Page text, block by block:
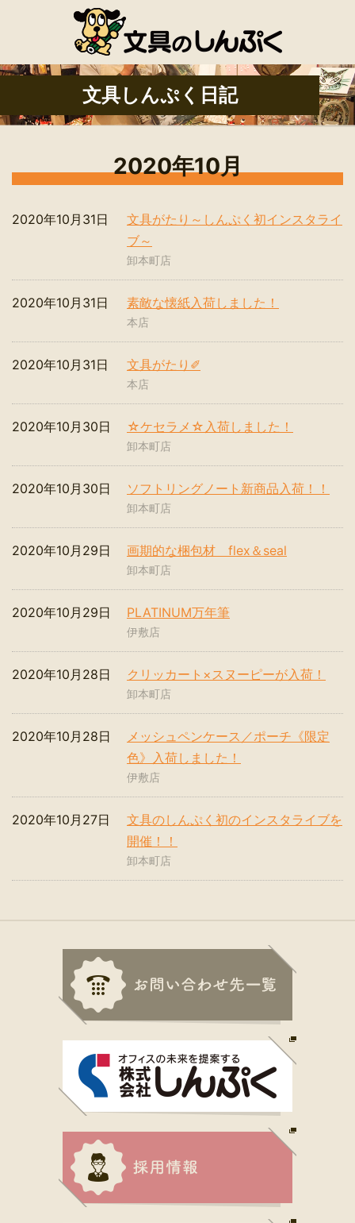
文具しんぷく日記
2020年10月
文具がたり～しんぷく初インスタライ
ブ～
2020年10月31日
卸本町店
素敵な懐紙入荷しました！
2020年10月31日
本店
文具がたり✐
2020年10月31日
本店
☆ケセラメ☆入荷しました！
2020年10月30日
卸本町店
ソフトリングノート新商品入荷！！
2020年10月30日
卸本町店
画期的な梱包材 flex＆seal
2020年10月29日
卸本町店
PLATINUM万年筆
2020年10月29日
伊敷店
クリッカート×スヌーピーが入荷！
2020年10月28日
卸本町店
メッシュペンケース／ポーチ《限定
色》入荷しました！
2020年10月28日
伊敷店
文具のしんぷく初のインスタライブを
開催！！
2020年10月27日
卸本町店